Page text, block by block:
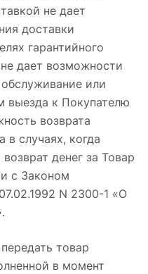
не дает
доставки
гарантийного
дает возможности
или
выезда к Покупателю
возврата
в случаях, когда
денег за Товар
с Законом
N 2300-1 «О
товар
в момент